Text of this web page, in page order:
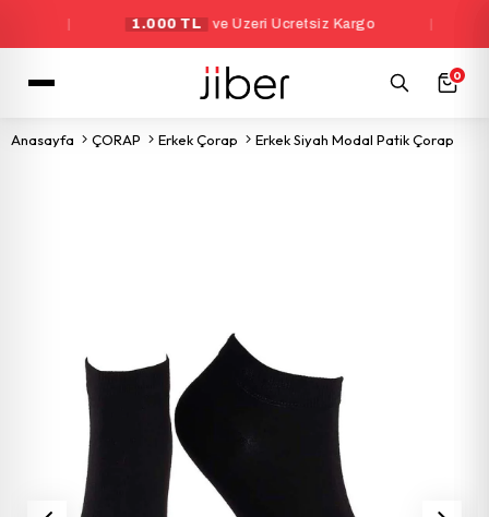
1.000 TL ve Üzeri Ücretsiz Kargo
0
Anasayfa ÇORAP Erkek Çorap Erkek Siyah Modal Patik Çorap